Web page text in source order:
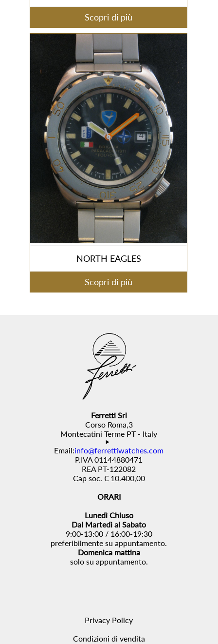
Scopri di più
NORTH EAGLES
Scopri di più
Ferretti Srl
Corso Roma,3
Montecatini Terme PT - Italy
Email:info@ferrettiwatches.com
P.IVA 01144880471
REA PT-122082
Cap soc. € 10.400,00
ORARI
Lunedì Chiuso
Dal Martedì al Sabato
9:00-13:00 / 16:00-19:30
preferibilmente su appuntamento.
Domenica mattina
solo su appuntamento.
Privacy Policy
Condizioni di vendita